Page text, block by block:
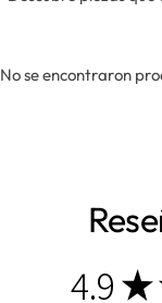
No se encontraron
4.9 ★